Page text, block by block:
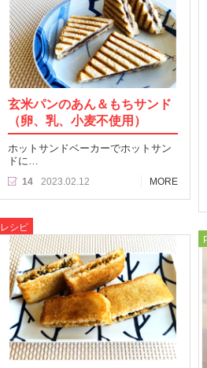
玄米パンのあん＆もちサンド
（卵、乳、小麦不使用）
ホットサンドベーカーでホットサン
ドに…
14 2023.02.12 MORE
レシピ